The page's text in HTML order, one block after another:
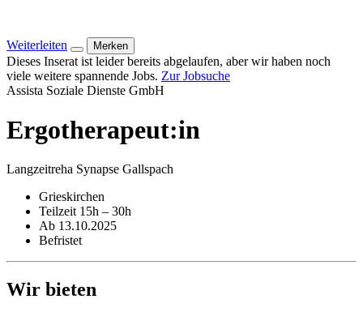
Weiterleiten Merken
Dieses Inserat ist leider bereits abgelaufen, aber wir haben noch
viele weitere spannende Jobs. Zur Jobsuche
Assista Soziale Dienste GmbH
Ergotherapeut:in
Langzeitreha Synapse Gallspach
Grieskirchen
Teilzeit 15h – 30h
Ab 13.10.2025
Befristet
Wir bieten